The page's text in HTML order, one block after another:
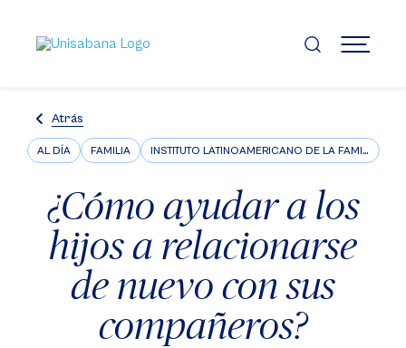
contenido
principal
MENÚ
Atrás
AL DÍA FAMILIA INSTITUTO LATINOAMERICANO DE LA FAMILIA ILFARUS
¿Cómo ayudar a los
hijos a relacionarse
de nuevo con sus
compañeros?